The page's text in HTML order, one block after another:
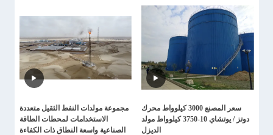
سعر المصنع 3000 كيلوواط محرك
دوتز / يوتشاي 10-3750 كيلوواط مولد
الديزل
مجموعة مولدات النفط الثقيل متعددة
الاستخدامات لمحطات الطاقة
الصناعية واسعة النطاق ذات الكفاءة